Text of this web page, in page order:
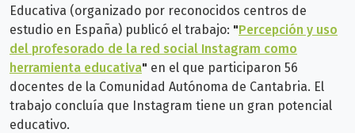
Educativa (organizado por reconocidos centros de
estudio en España) publicó el trabajo: "Percepción y uso
del profesorado de la red social Instagram como
herramienta educativa" en el que participaron 56
docentes de la Comunidad Autónoma de Cantabria. El
trabajo concluía que Instagram tiene un gran potencial
educativo.